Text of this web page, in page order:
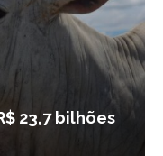
23,7 bilhões